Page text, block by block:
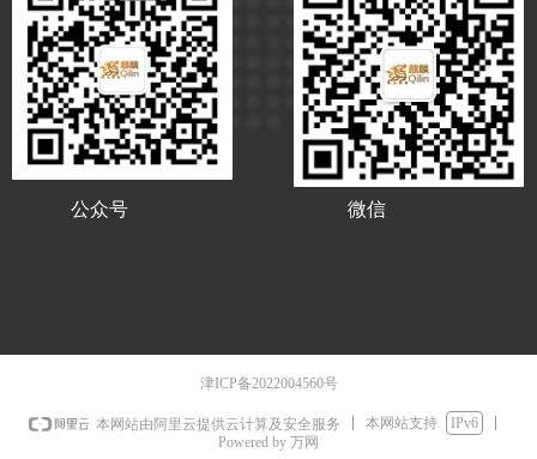
公众号 微信
津ICP备2022004560号
本网站由阿里云提供云计算及安全服务 本网站支持
IPv6
Powered by 万网